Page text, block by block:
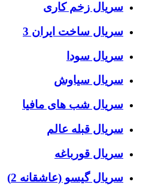
سریال زخم کاری
سریال ساخت ایران 3
سریال سودا
سریال سیاوش
سریال شب های مافیا
سریال قبله عالم
سریال قورباغه
سریال گیسو (عاشقانه 2)